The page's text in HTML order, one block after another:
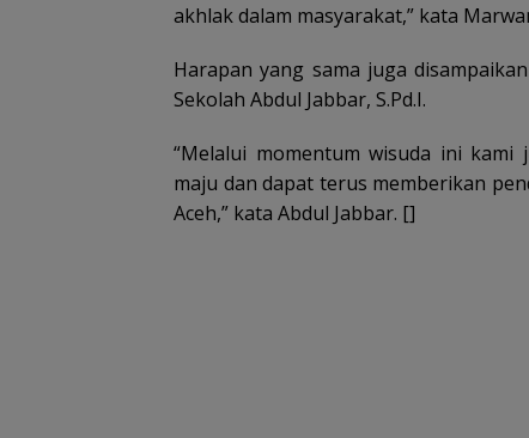
akhlak dalam masyarakat,” kata
Harapan yang sama juga
Sekolah Abdul Jabbar, S.Pd.I.
“Melalui momentum wisuda ini
maju dan dapat terus memberikan
Aceh,” kata Abdul Jabbar. []